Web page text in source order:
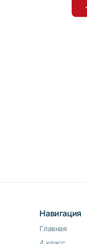
Навигация
Главная